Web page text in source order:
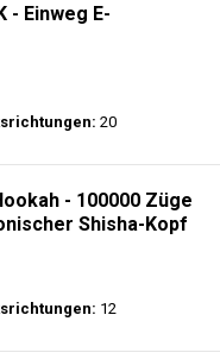
- Einweg E-
20
- 100000 Züge
Shisha-Kopf
12